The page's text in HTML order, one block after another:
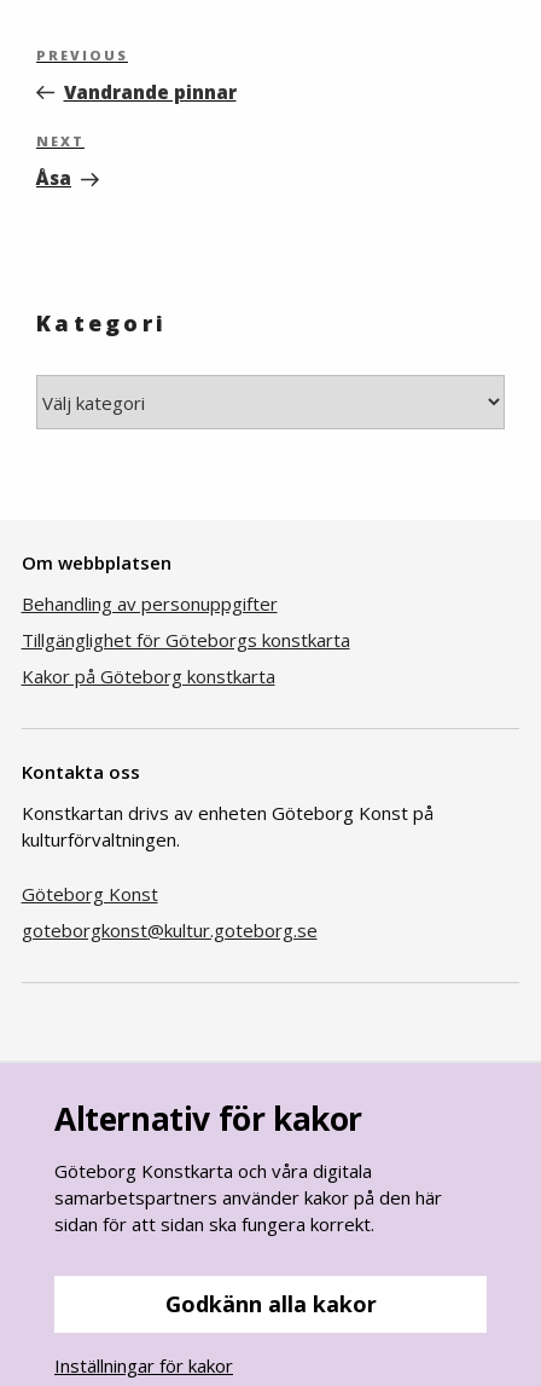
Inläggsnavigering
Previous
Post
PREVIOUS
Vandrande pinnar
Next
Post
NEXT
Åsa
Kategori
Om webbplatsen
Behandling av personuppgifter
Tillgänglighet för Göteborgs konstkarta
Kakor på Göteborg konstkarta
Kontakta oss
Konstkartan drivs av enheten Göteborg Konst på
kulturförvaltningen.
Göteborg Konst
goteborgkonst@kultur.goteborg.se
goteborg.seär Göteborgs Stads officiella webbplats.
Alternativ för kakor
Göteborg Konstkarta och våra digitala
samarbetspartners använder kakor på den här
sidan för att sidan ska fungera korrekt.
Godkänn alla kakor
Inställningar för kakor